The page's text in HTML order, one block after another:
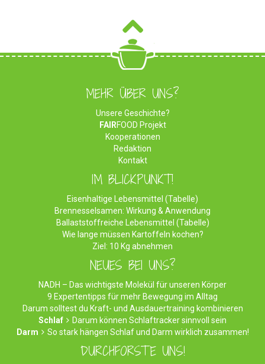
MEHR ÜBER UNS?
Unsere Geschichte?
FAIRFOOD Projekt
Kooperationen
Redaktion
Kontakt
IM BLICKPUNKT!
Eisenhaltige Lebensmittel (Tabelle)
Brennesselsamen: Wirkung & Anwendung
Ballaststoffreiche Lebensmittel (Tabelle)
Wie lange müssen Kartoffeln kochen?
Ziel: 10 Kg abnehmen
NEUES BEI UNS?
NADH – Das wichtigste Molekül für unseren Körper
9 Expertentipps für mehr Bewegung im Alltag
Darum solltest du Kraft- und Ausdauertraining kombinieren
Schlaf
Darum können Schlaftracker sinnvoll sein
Darm
So stark hängen Schlaf und Darm wirklich zusammen!
DURCHFORSTE UNS!